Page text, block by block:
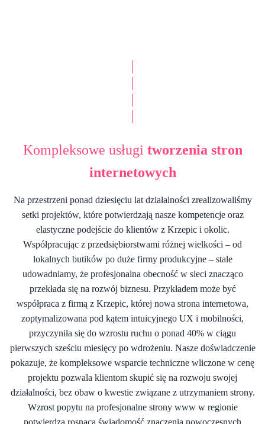
|
|
|
|
Kompleksowe usługi tworzenia stron
internetowych
Na przestrzeni ponad dziesięciu lat działalności zrealizowaliśmy
setki projektów, które potwierdzają nasze kompetencje oraz
elastyczne podejście do klientów z Krzepic i okolic.
Współpracując z przedsiębiorstwami różnej wielkości – od
lokalnych butików po duże firmy produkcyjne – stale
udowadniamy, że profesjonalna obecność w sieci znacząco
przekłada się na rozwój biznesu. Przykładem może być
współpraca z firmą z Krzepic, której nowa strona internetowa,
zoptymalizowana pod kątem intuicyjnego UX i mobilności,
przyczyniła się do wzrostu ruchu o ponad 40% w ciągu
pierwszych sześciu miesięcy po wdrożeniu. Nasze doświadczenie
pokazuje, że kompleksowe wsparcie techniczne wliczone w cenę
projektu pozwala klientom skupić się na rozwoju swojej
działalności, bez obaw o kwestie związane z utrzymaniem strony.
Wzrost popytu na profesjonalne strony www w regionie
potwierdza rosnącą świadomość znaczenia nowoczesnych